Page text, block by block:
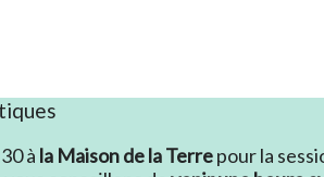
à la Maison de la Terrepour la